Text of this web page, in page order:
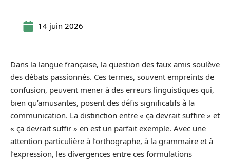
14 juin 2026
Dans la langue française, la question des faux amis soulève
des débats passionnés. Ces termes, souvent empreints de
confusion, peuvent mener à des erreurs linguistiques qui,
bien qu’amusantes, posent des défis significatifs à la
communication. La distinction entre « ça devrait suffire » et
« ça devrait suffir » en est un parfait exemple. Avec une
attention particulière à l’orthographe, à la grammaire et à
l’expression, les divergences entre ces formulations